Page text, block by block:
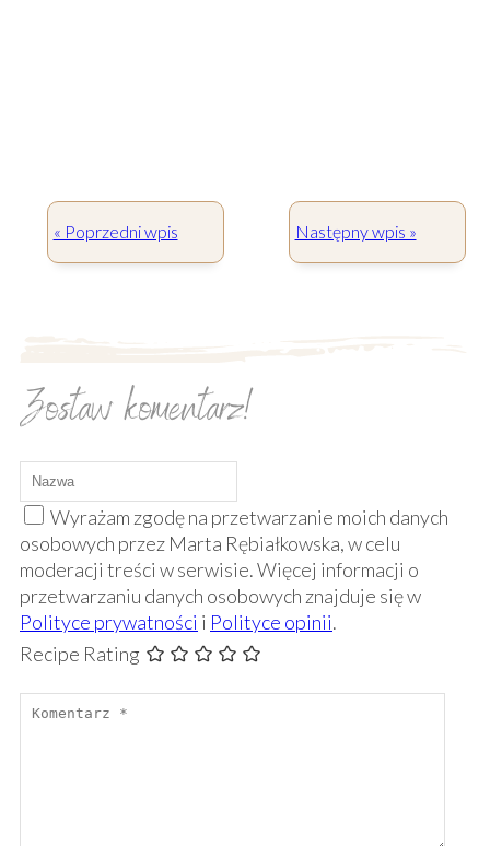
« Poprzedni wpis Następny wpis »
Zostaw komentarz!
Wyrażam zgodę na przetwarzanie moich danych
osobowych przez Marta Rębiałkowska, w celu
moderacji treści w serwisie. Więcej informacji o
przetwarzaniu danych osobowych znajduje się w
Polityce prywatności i Polityce opinii.
Recipe Rating